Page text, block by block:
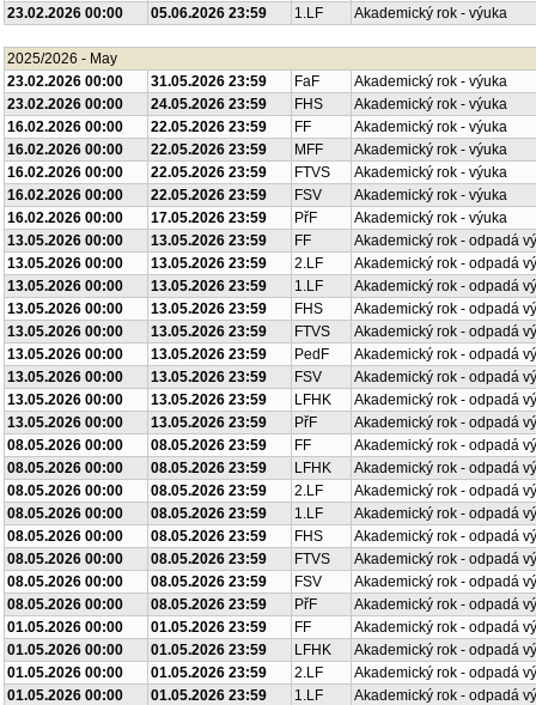
23.02.2026 00:00
05.06.2026 23:59 1.LF Akademický rok - výuka
2025/2026 - May
23.02.2026 00:00
31.05.2026 23:59 FaF
Akademický rok - výuka
23.02.2026 00:00
24.05.2026 23:59 FHS
Akademický rok - výuka
16.02.2026 00:00
22.05.2026 23:59 FF
Akademický rok - výuka
16.02.2026 00:00
22.05.2026 23:59 MFF
Akademický rok - výuka
16.02.2026 00:00
22.05.2026 23:59 FTVS
Akademický rok - výuka
16.02.2026 00:00
22.05.2026 23:59 FSV
Akademický rok - výuka
16.02.2026 00:00
17.05.2026 23:59 PřF
Akademický rok - výuka
13.05.2026 00:00
13.05.2026 23:59 FF
Akademický rok - odpadá
13.05.2026 00:00
13.05.2026 23:59 2.LF
Akademický rok - odpadá
13.05.2026 00:00
13.05.2026 23:59 1.LF
Akademický rok - odpadá
13.05.2026 00:00
13.05.2026 23:59 FHS
Akademický rok - odpadá
13.05.2026 00:00
13.05.2026 23:59 FTVS
Akademický rok - odpadá
13.05.2026 00:00
13.05.2026 23:59 PedF
Akademický rok - odpadá
13.05.2026 00:00
13.05.2026 23:59 FSV
Akademický rok - odpadá
13.05.2026 00:00
13.05.2026 23:59 LFHK
Akademický rok - odpadá
13.05.2026 00:00
13.05.2026 23:59 PřF
Akademický rok - odpadá
08.05.2026 00:00
08.05.2026 23:59 FF
Akademický rok - odpadá
08.05.2026 00:00
08.05.2026 23:59 LFHK
Akademický rok - odpadá
08.05.2026 00:00
08.05.2026 23:59 2.LF
Akademický rok - odpadá
08.05.2026 00:00
08.05.2026 23:59 1.LF
Akademický rok - odpadá
08.05.2026 00:00
08.05.2026 23:59 FHS
Akademický rok - odpadá
08.05.2026 00:00
08.05.2026 23:59 FTVS
Akademický rok - odpadá
08.05.2026 00:00
08.05.2026 23:59 FSV
Akademický rok - odpadá
08.05.2026 00:00
08.05.2026 23:59 PřF
Akademický rok - odpadá
01.05.2026 00:00
01.05.2026 23:59 FF
Akademický rok - odpadá
01.05.2026 00:00
01.05.2026 23:59 LFHK
Akademický rok - odpadá
01.05.2026 00:00
01.05.2026 23:59 2.LF
Akademický rok - odpadá
01.05.2026 00:00
01.05.2026 23:59 1.LF
Akademický rok - odpadá